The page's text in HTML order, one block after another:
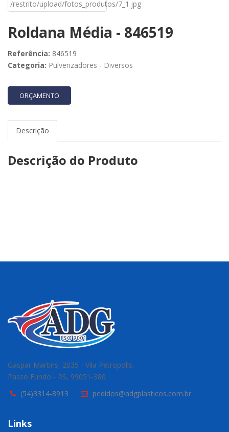
Roldana Média - 846519
Referência: 846519
Categoria: Pulverizadores - Diversos
ORÇAMENTO
Descrição
Descrição do Produto
Gaspar Martins, 2035 - Vila Petropolis,
Passo Fundo - RS, 99051-380
(54)3314-8913
pedidos@adgplasticos.com.br
Links